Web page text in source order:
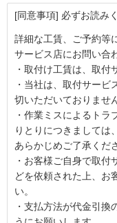
[同意事項] 必ずお読み
詳細な工賃、ご予約等
サービス店にお問い合
・取付け工賃は、取付
・当社は、取付サー
切いただいておりませ
・作業ミスによるト
りとりにつきましては
あらかじめご了承くだ
・お客様ご自身で取
どを依頼された上、お
い。
・支払方法が代金引換